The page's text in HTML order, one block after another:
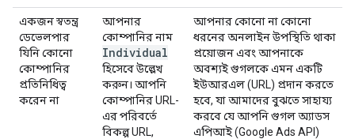
একজন স্বতন্ত্র
ডেভেলপার
যিনি কোনো
কোম্পানির
প্রতিনিধিত্ব
করেন না
আপনার
কোম্পানির নাম
Individual
হিসেবে উল্লেখ
করুন। আপনি
কোম্পানির URL-
এর পরিবর্তে
বিকল্প URL,
আপনার কোনো না কোনো
ধরনের অনলাইন উপস্থিতি থাকা
প্রয়োজন এবং আপনাকে
অবশ্যই গুগলকে এমন একটি
ইউআরএল (URL) প্রদান করতে
হবে, যা আমাদের বুঝতে সাহায্য
করবে যে আপনি গুগল অ্যাডস
এপিআই (Google Ads API)